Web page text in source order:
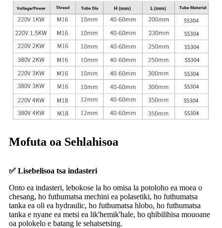
Mofuta oa Sehlahisoa
✅ Lisebelisoa tsa indasteri
Onto ea indasteri, lebokose la ho omisa la potoloho ea moea o
chesang, ho futhumatsa mechini ea polasetiki, ho futhumatsa
tanka ea oli ea hydraulic, ho futhumatsa hlobo, ho futhumatsa
tanka e nyane ea metsi ea lik'hemik'hale, ho qhibilihisa mouoane
oa polokelo e batang le sehatsetsing.